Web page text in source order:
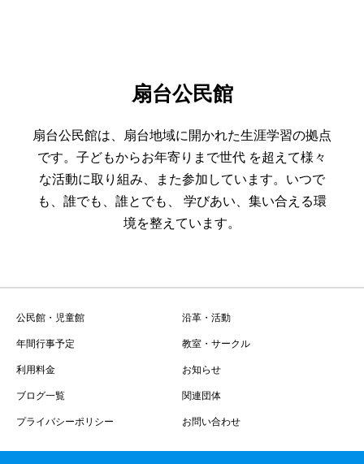
扇台公民館
扇台公民館は、扇台地域に開かれた生涯学習の拠点
です。子どもからお年寄りまで世代 を超えて様々
な活動に取り組み、また参加しています。いつで
も、誰でも、誰とでも、 学びあい、集い合える環
境を整えています。
公民館・児童館 沿革・活動
年間行事予定 教室・サークル
利用料金 お知らせ
ブログ一覧 関連団体
プライバシーポリシー お問い合わせ